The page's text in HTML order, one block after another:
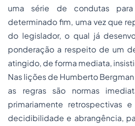
uma série de condutas
determinado fim, uma vez que
do legislador, o qual já
ponderação a respeito de um
atingido, de forma mediata,
Nas lições de Humberto
as regras são normas
primariamente retrospectivas
decidibilidade e abrangência,